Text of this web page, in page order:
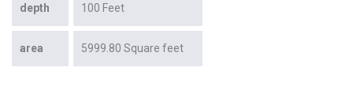
depth 100 Feet
area 5999.80 Square feet